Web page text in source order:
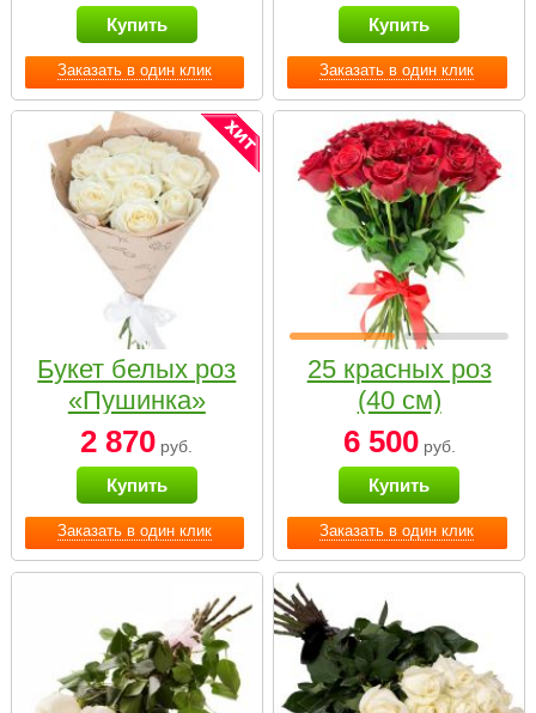
Заказать в один клик
Купить
Заказать в один клик
Купить
Заказать в один клик
Букет белых роз
«Пушинка»
2 870 руб.
Купить
Заказать в один клик
25 красных роз
(40 см)
6 500руб.
Купить